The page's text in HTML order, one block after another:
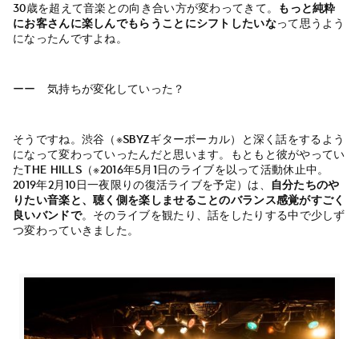
30歳を超えて音楽との向き合い方が変わってきて。
もっと純粋
にお客さんに楽しんでもらうことにシフトしたいなって思うよう
になったんですよね。
ーー 気持ちが変化していった？
そうですね。渋谷（※SBYZギターボーカル）と深く話をするよう
になって変わっていったんだと思います。もともと彼がやってい
たthe hills（※2016年5月1日のライブを以って活動休止中。
2019年2月10日一夜限りの復活ライブを予定）は、
自分たちのや
りたい音楽と、聴く側を楽しませることのバランス感覚がすごく
良いバンドで。そのライブを観たり、話をしたりする中で少しず
つ変わっていきました。